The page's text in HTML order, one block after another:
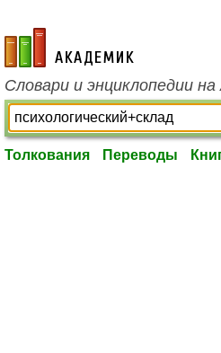
academic.ru
Словари и энциклопедии
Толкования Переводы